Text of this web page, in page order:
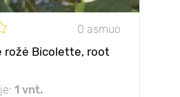
0 asmuo
rožė Bicolette, root
1 vnt.